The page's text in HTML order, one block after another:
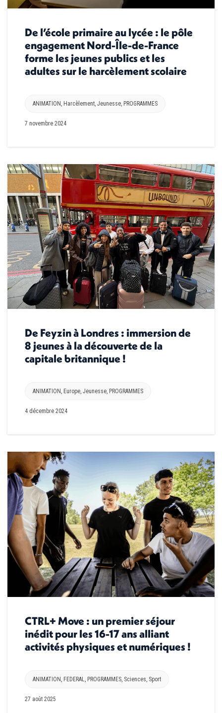
De l’école primaire au lycée : le pôle
engagement Nord-Île-de-France
forme les jeunes publics et les
adultes sur le harcèlement scolaire
ANIMATION Harcèlement Jeunesse PROGRAMMES
7 novembre 2024
De Feyzin à Londres : immersion de
8 jeunes à la découverte de la
capitale britannique !
ANIMATION , Europe, Jeunesse, PROGRAMMES
4 décembre 2024
CTRL+ Move : un premier séjour
inédit pour les 16-17 ans alliant
activités physiques et numériques !
ANIMATION , FEDERAL, PROGRAMMES, Sciences, Sport
27 août 2025